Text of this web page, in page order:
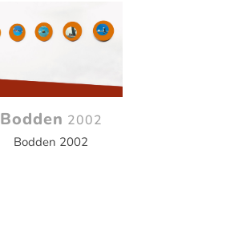
Bodden 2002
Bodden 2002